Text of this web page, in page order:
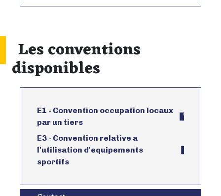
Les conventions
disponibles
E1 - Convention occupation locaux
par un tiers
E3 - Convention relative a
l'utilisation d'equipements
sportifs